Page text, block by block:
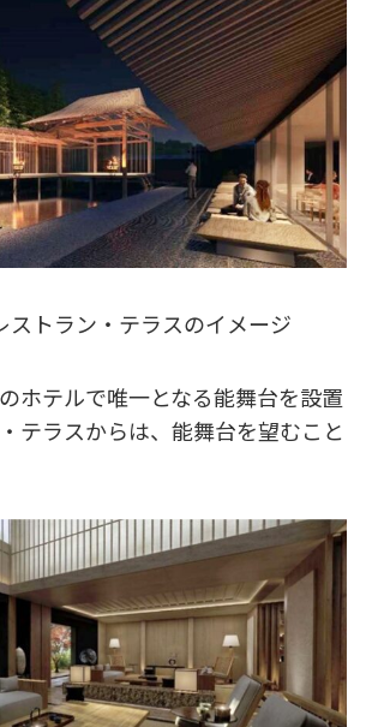
ストラン・テラスのイメージ
ホテルで唯一となる能舞台を設置
テラスからは、能舞台を望むこと